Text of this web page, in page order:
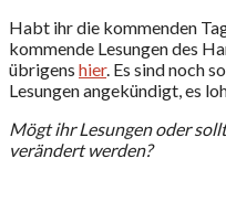
Habt ihr die kommenden
kommende Lesungen des
übrigens hier. Es sind noch
Lesungen angekündigt, es
Mögt ihr Lesungen oder
verändert werden?